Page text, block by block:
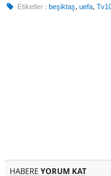
Etiketler : beşiktaş, uefa,
HABERE YORUM KAT